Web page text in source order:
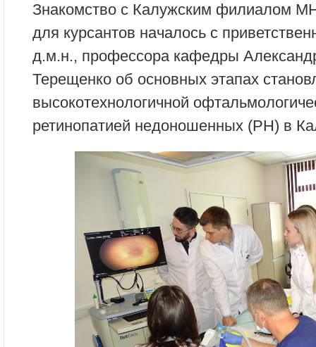
Знакомство с Калужским филиалом
для курсантов началось с
д.м.н., профессора кафедры
Терещенко об основных этапах
высокотехнологичной
ретинопатией недоношенных (РН) в